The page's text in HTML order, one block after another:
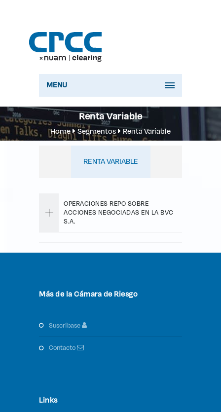
MENU
Renta Variable
Home Segmentos Renta Variable
RENTA VARIABLE
OPERACIONES REPO SOBRE
ACCIONES NEGOCIADAS EN LA BVC
S.A.
Más de la Cámara de Riesgo
suscríbase
contacto
Links